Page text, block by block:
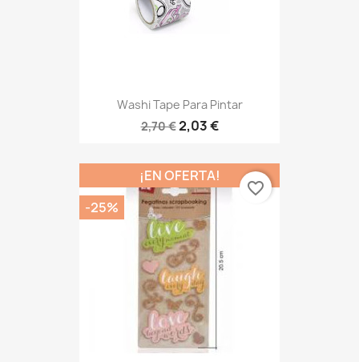
Washi Tape Para Pintar
2,70 €2,03 €
¡EN OFERTA!
-25%
favorite_border